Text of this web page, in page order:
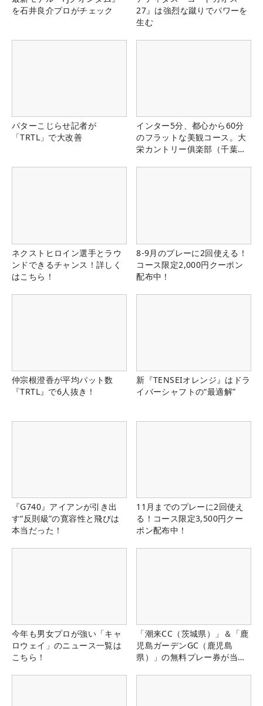
を石井良介プロがチェック
27』は強烈な蹴りでパワーを
生む
パターこじらせ記者が
「TRTL」で大改善
インター5分、都心から60分
のフラットな美観コース。大
栄カントリー俱楽部（千葉
ネクストヒロイン選手とラウ
ンドできるチャンス！詳しく
はこちら！
8-9月のプレーに2回使える！
コース限定2,000円クーポン
配布中！
仲宗根澄香が平均パット数
『TRTL』で6人抜き！
新『TENSEIオレンジ』はドラ
イバーシャフトの“最適解”
『G740』アイアンが引き出
す“反則級”の寛容性と飛びは
本当だった！
11月までのプレーに2回使え
る！コース限定3,500円クー
ポン配布中！
今年も男女プロが強い「キャ
ロウェイ」のニュース一覧は
こちら！
「潮来CC（茨城県）」＆「鹿
児島ガーデンGC（鹿児島
県）」の無料プレー券が当た